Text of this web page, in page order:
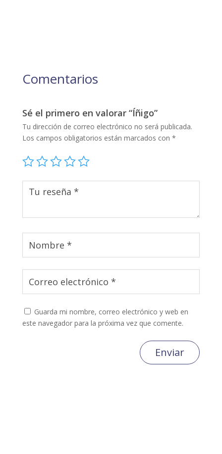
Comentarios
Sé el primero en valorar “Íñigo”
Tu dirección de correo electrónico no será publicada.
Los campos obligatorios están marcados con *
Guarda mi nombre, correo electrónico y web en
este navegador para la próxima vez que comente.
Enviar